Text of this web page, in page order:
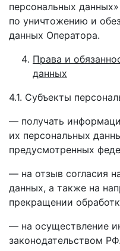
персональных
по уничтожению и
данных Оператора.
Права и
данных
4.1. Субъекты
— получать
их персональных
предусмотренных
— на отзыв согласия
данных, а также на
прекращении
— на осуществление
законодательством РФ.